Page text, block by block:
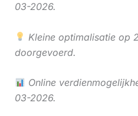
03-2026.
Kleine optimalisatie op
doorgevoerd.
Online
03-2026.